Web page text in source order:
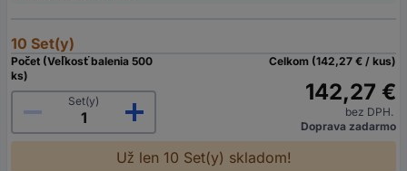
10 Set(y)
Počet (Veľkosť balenia 500
ks)
Set(y)
Celkom (142,27 € / kus)
142,27 €
bez DPH.
Doprava zadarmo
Už len 10 Set(y) skladom!